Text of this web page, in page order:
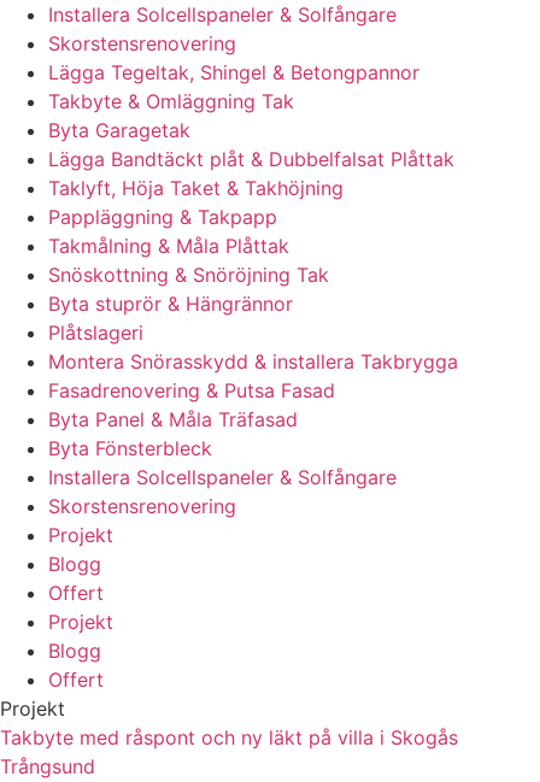
Installera Solcellspaneler & Solfångare
Skorstensrenovering
Lägga Tegeltak, Shingel & Betongpannor
Takbyte & Omläggning Tak
Byta Garagetak
Lägga Bandtäckt plåt & Dubbelfalsat Plåttak
Taklyft, Höja Taket & Takhöjning
Pappläggning & Takpapp
Takmålning & Måla Plåttak
Snöskottning & Snöröjning Tak
Byta stuprör & Hängrännor
Plåtslageri
Montera Snörasskydd & installera Takbrygga
Fasadrenovering & Putsa Fasad
Byta Panel & Måla Träfasad
Byta Fönsterbleck
Installera Solcellspaneler & Solfångare
Skorstensrenovering
Projekt
Blogg
Offert
Projekt
Blogg
Offert
Projekt
Takbyte med råspont och ny läkt på villa i Skogås
Trångsund